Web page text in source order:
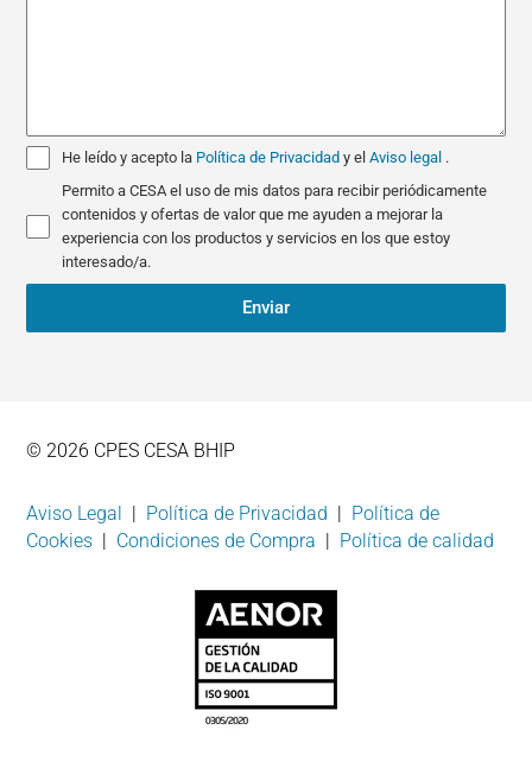
He leído y acepto la Política de Privacidady elAviso legal .
Permito a CESA el uso de mis datos para recibir periódicamente
contenidos y ofertas de valor que me ayuden a mejorar la
experiencia con los productos y servicios en los que estoy
interesado/a.
Enviar
© 2026 CPES CESA BHIP
Aviso Legal | Política de Privacidad | Política de
Cookies | Condiciones de Compra | Política de calidad